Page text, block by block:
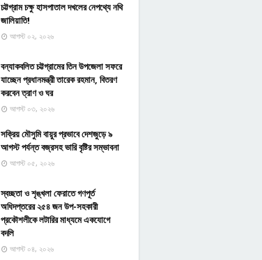
চট্টগ্রাম চক্ষু হাসপাতাল দখলের নেপথ্যে নথি
জালিয়াতি!
আগস্ট ০২, ২০২৬
বন্যাকবলিত চট্টগ্রামের তিন উপজেলা সফরে
যাচ্ছেন প্রধানমন্ত্রী তারেক রহমান, বিতরণ
করবেন ত্রাণ ও ঘর
আগস্ট ০৩, ২০২৬
সক্রিয় মৌসুমি বায়ুর প্রভাবে দেশজুড়ে ৯
আগস্ট পর্যন্ত বজ্রসহ ভারি বৃষ্টির সম্ভাবনা
আগস্ট ০৫, ২০২৬
স্বচ্ছতা ও শৃঙ্খলা ফেরাতে গণপূর্ত
অধিদপ্তরের ২৫৪ জন উপ-সহকারী
প্রকৌশলীকে লটারির মাধ্যমে একযোগে
বদলি
আগস্ট ০৪, ২০২৬